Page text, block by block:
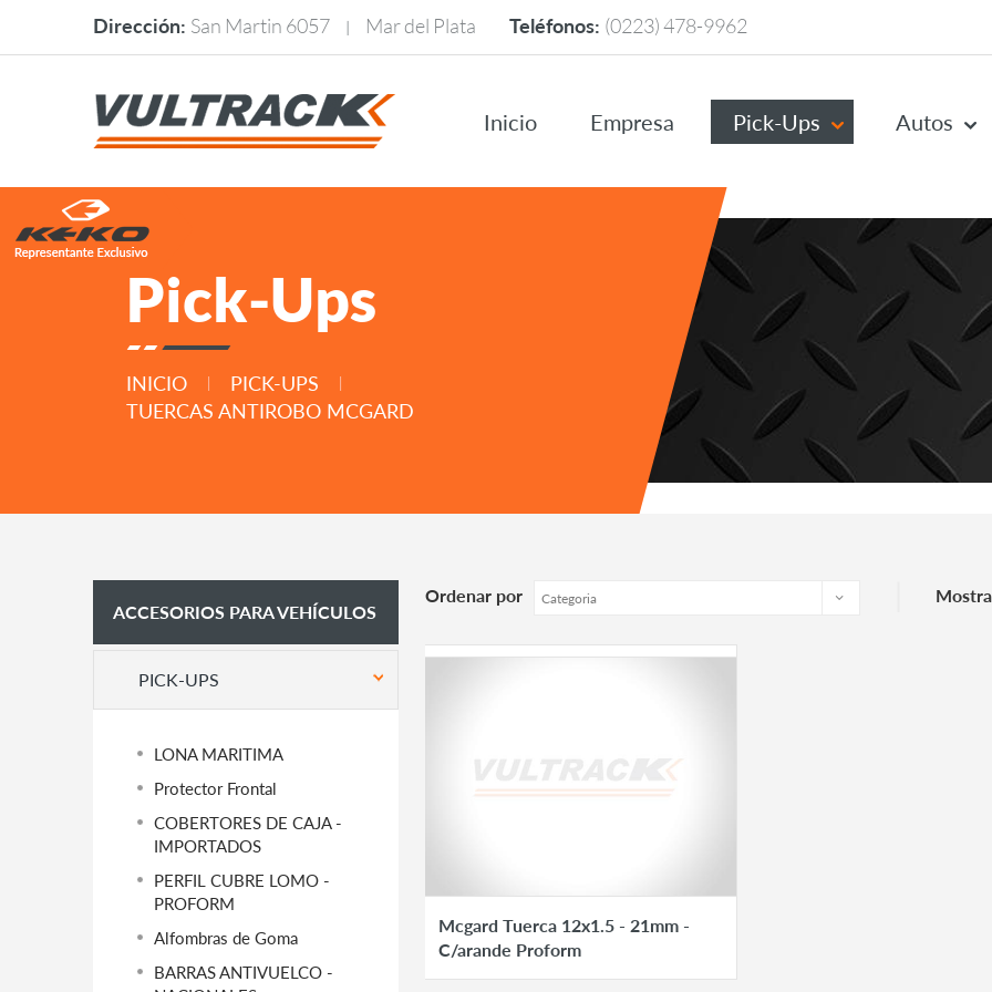
Dirección: San Martin 6057 | Mar del Plata Teléfonos: (0223) 478-9962
Inicio Empresa Pick-Ups Autos
Pick-Ups
INICIO PICK-UPS
TUERCAS ANTIROBO MCGARD
ACCESORIOS PARA VEHÍCULOS
PICK-UPS
LONA MARITIMA
Protector Frontal
COBERTORES DE CAJA -
IMPORTADOS
PERFIL CUBRE LOMO -
PROFORM
Alfombras de Goma
BARRAS ANTIVUELCO -
Ordenar por
Mcgard Tuerca 12x1.5 - 21mm -
C/arande Proform